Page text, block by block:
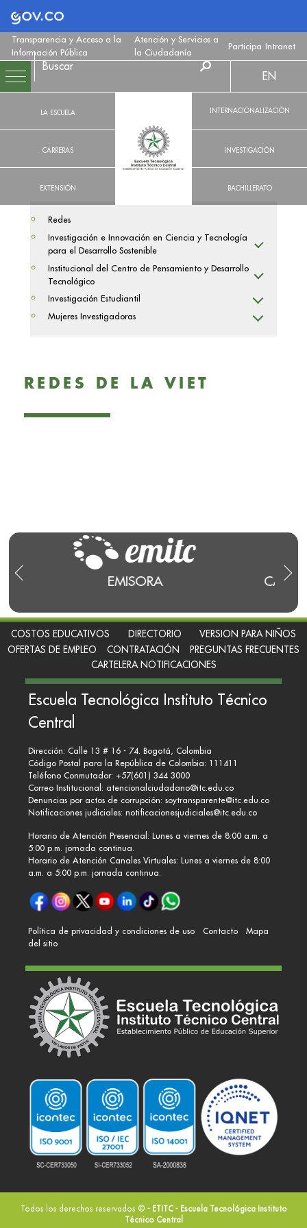
Logo Gobierno de Colombia
Transparencia y Acceso a la
Información Pública
Atención y Servicios a
la Ciudadanía
Participa Intranet
LA ESCUELA
CARRERAS
EXTENSIÓN
EN
INTERNACIONALIZACIÓN
INVESTIGACIÓN
BACHILLERATO
EMISORA
Redes
Investigación e Innovación en Ciencia y Tecnología
para el Desarrollo Sostenible
Institucional del Centro de Pensamiento y Desarrollo
Tecnológico
Investigación Estudiantil
Mujeres Investigadoras
REDES DE LA VIET
COSTOS EDUCATIVOS DIRECTORIO
VERSION PARA NIÑOS
OFERTAS DE EMPLEO
CONTRATACIÓN
PREGUNTAS FRECUENTES
CARTELERA NOTIFICACIONES
Escuela Tecnológica Instituto Técnico
Central
Dirección: Calle 13 # 16 - 74. Bogotá, Colombia
Código Postal para la República de Colombia: 111411
Teléfono Conmutador: +57(601) 344 3000
Correo Institucional: atencionalciudadano@itc.edu.co
Denuncias por actos de corrupción: soytransparente@itc.edu.co
Notificaciones judiciales: notificacionesjudiciales@itc.edu.co
Horario de Atención Presencial: Lunes a viernes de 8:00 a.m. a
5:00 p.m. jornada continua.
Horario de Atención Canales Virtuales: Lunes a viernes de 8:00
a.m. a 5:00 p.m. jornada continua.
Política de privacidad y condiciones de uso Contacto
Mapa
del sitio
Todos los derechos reservados © - ETITC - Escuela Tecnológica Instituto
Técnico Central